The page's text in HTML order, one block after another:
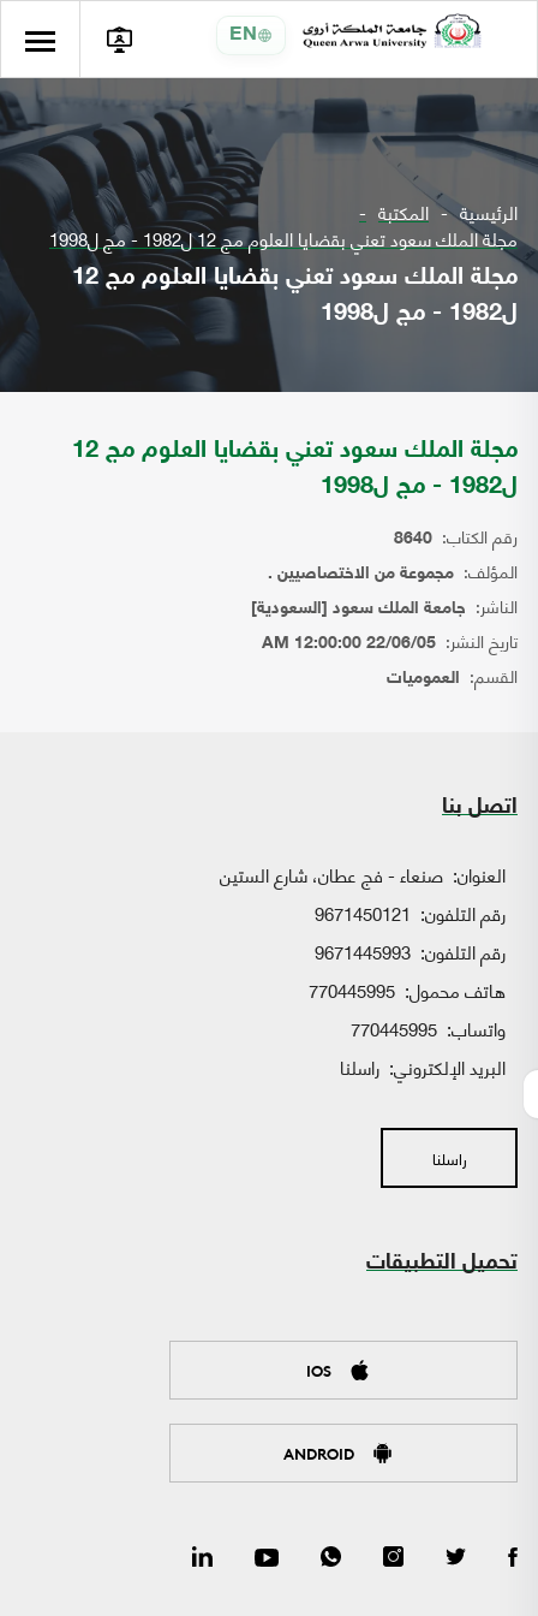
EN
الرئيسية المكتبة
مجلة الملك سعود تعني بقضايا العلوم مج 12 ل1982 - مج ل1998
مجلة الملك سعود تعني بقضايا العلوم مج 12
ل1982 - مج ل1998
مجلة الملك سعود تعني بقضايا العلوم مج 12
ل1982 - مج ل1998
رقم الكتاب: 8640
المؤلف: مجموعة من الاختصاصيين .
الناشر: جامعة الملك سعود [السعودية]
تاريخ النشر: 22/06/05 12:00:00 AM
القسم: العموميات
اتصل بنا
العنوان: صنعاء - فج عطان، شارع الستين
رقم التلفون: 9671450121
رقم التلفون: 9671445993
هاتف محمول: 770445995
واتساب:
البريد الإلكتروني: راسلنا
راسلنا
تحميل التطبيقات
IOS
ANDROID